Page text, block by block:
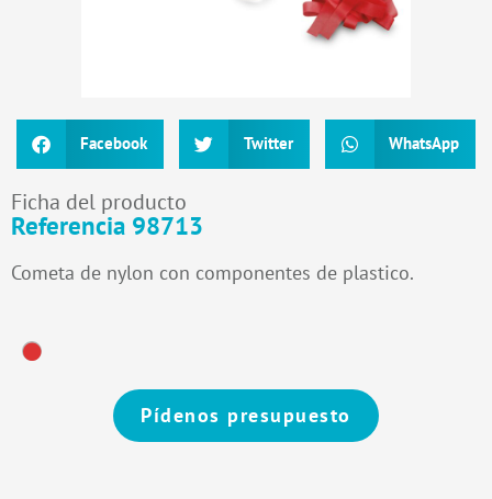
Facebook Twitter WhatsApp
Ficha del producto
Referencia 98713
Cometa de nylon con componentes de plastico.
Pídenos presupuesto